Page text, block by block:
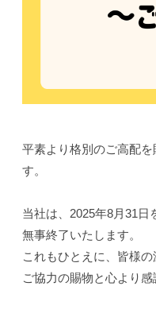
平素より格別のご高配
す。
当社は、2025年8月31日
無事終了いたします。
これもひとえに、皆様の
ご協力の賜物と心より感